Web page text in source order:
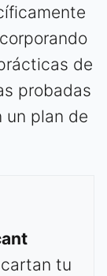
de
probadas
un plan de
tu